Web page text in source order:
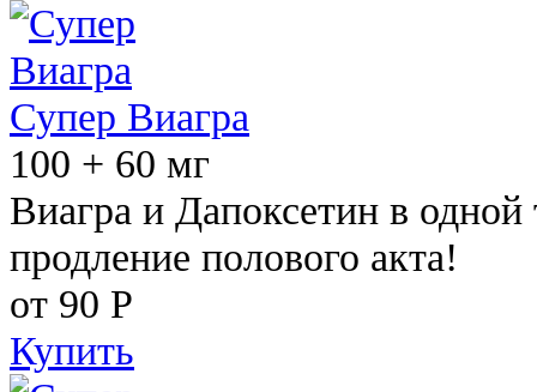
Супер Виагра
100 + 60 мг
Виагра и Дапоксетин в одной
продление полового акта!
от 90 Р
Купить